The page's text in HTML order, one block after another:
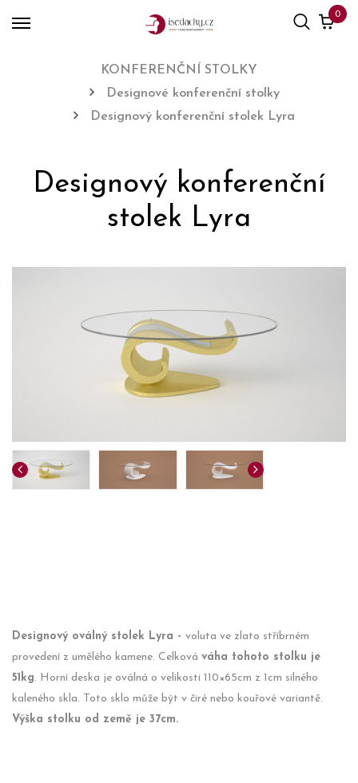
0
KONFERENČNÍ STOLKY
Designové konferenční stolky
Designový konferenční stolek Lyra
Designový konferenční
stolek Lyra
Designový oválný stolek Lyra - voluta ve zlato stříbrném
provedení z umělého kamene. Celková váha tohoto stolku je
51kg. Horní deska je oválná o velikosti 110×65cm z 1cm silného
kaleného skla. Toto sklo může být v čiré nebo kouřové variantě.
Výška stolku od země je 37cm.